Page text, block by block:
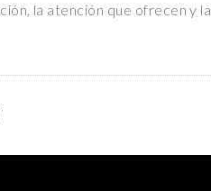
la atención que ofrecen y la